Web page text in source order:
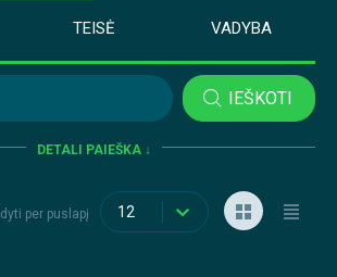
TEISĖ VADYBA
IEŠKOTI
DETALI PAIEŠKA ↓
per puslapį 12